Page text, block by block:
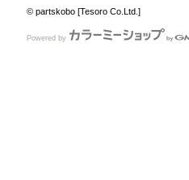
© partskobo [Tesoro Co.Ltd.]
Powered by